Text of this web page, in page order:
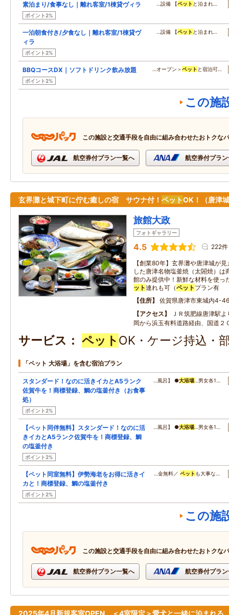
素泊まり/食事なし｜離れ客室/1棟貸ヴィラ
ポイント2%
…設備 【ペット と泊まれ…
一泊朝食付き/夕食なし｜離れ客室/1棟貸ヴ
ィラ
ポイント2%
…設備 【ペット と泊まれ…
BBQコースDX｜ソフトドリンク飲み放題
ポイント2%
…オープン＞ペット と宿泊可…
この施
この施設と交通手段を自由に組み合わせたおトクな
航空券付プラン一覧へ 航空券付プラ
玄界灘と城下町に佇む癒しの宿 サウナ付！ ペットOK！（唐津
旅館大政
フォトギャラリー
4.5 222件
【創業80年】玄界灘や唐津城が
した唐津名物塩釜焼（太閤焼）は
館のみ提供中！新鮮な材料を使
ット連れも可（ペット プラン有
住所
佐賀県唐津市東城内4-46
アクセス
ＪＲ筑肥線唐津駅
岡から浜玉有料道路経由、国道２
サービス ペット OK・ケージ持込・
「ペット 大浴場」を含む宿泊プラン
スタンダード！なのに活きイカとA5ランク
佐賀牛を！商標登録、鯛の塩釜付き（お食事
処）
ポイント2%
…風呂】 ●大浴場…男女各1…
【ペット同伴無料】スタンダード！なのに活
きイカとA5ランク佐賀牛を！商標登録、鯛
の塩釜付き
ポイント2%
…風呂】 ●大浴場…男女各1…
【ペット同室無料】伊勢海老をお得に活きイ
カと！商標登録、鯛の塩釜付き
ポイント2%
…金無料／ペット も大事な…
この施
この施設と交通手段を自由に組み合わせたおトクな
航空券付プラン一覧へ 航空券付プラ